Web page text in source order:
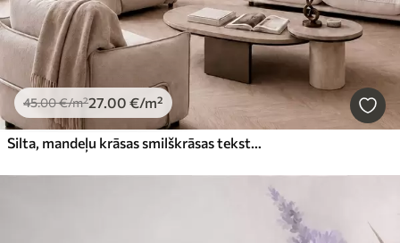
45.00€/m²27.00 €/m²
Silta, mandeļu krāsas smilškrāsas tekstūra ar maigiem, dabīgiem toņu pārejiem